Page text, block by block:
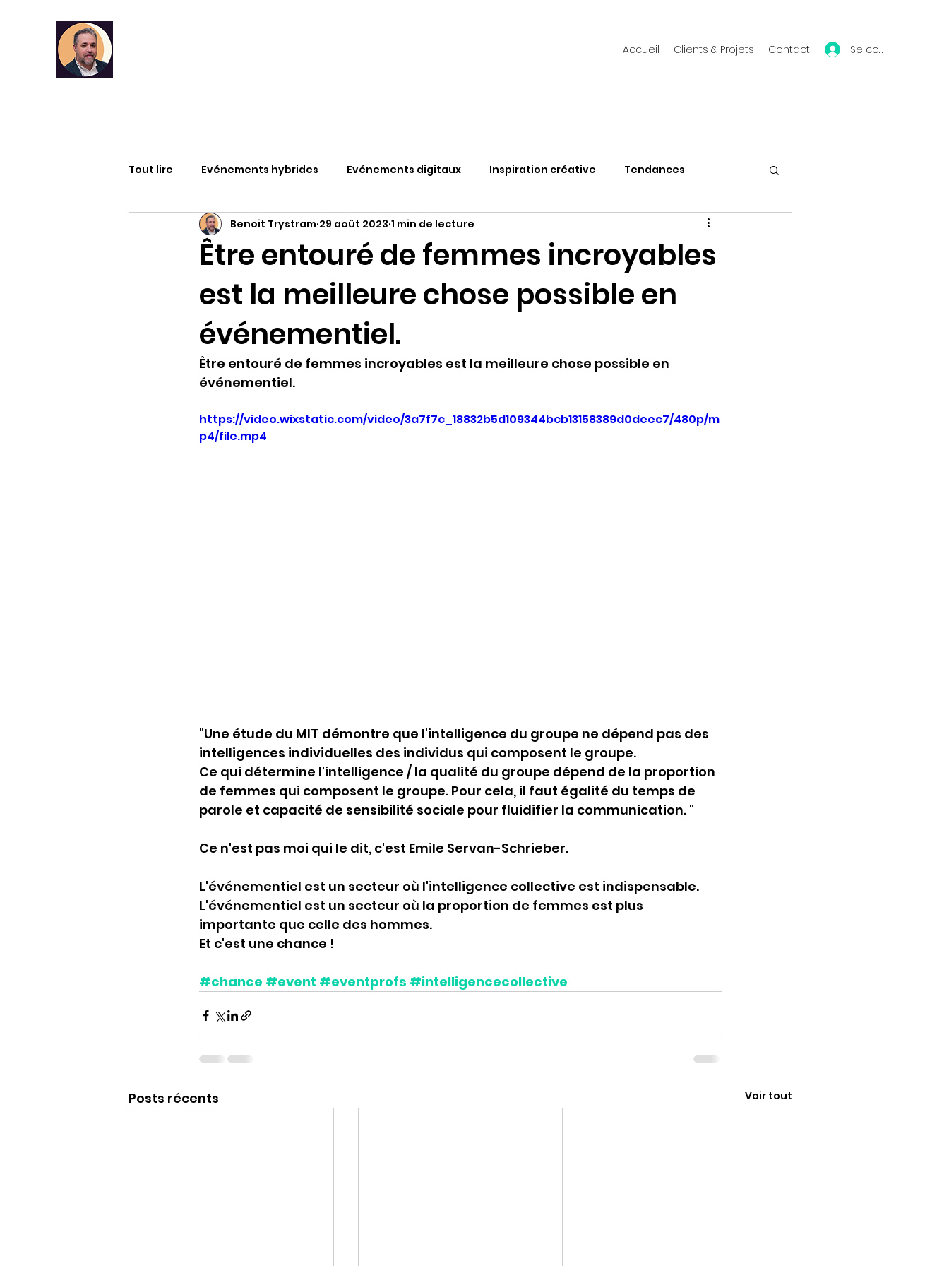
Accueil Clients & Projets Contact Se connecter
Tout lire Evénements hybrides Evénements digitaux Inspiration créative Tendances
Infographies RSE DATAS Web3 Découvertes & Solutions
Formation Métaverse et évènement L'hybride en questions
Conférences
Être entouré de femmes incroyables
est la meilleure chose possible en
événementiel.
Benoit Trystram 29 août 2023 1 min de lecture
Être entouré de femmes incroyables est la meilleure chose possible en
événementiel.
https://video.wixstatic.com/video/3a7f7c_18832b5d109344bcb13158389d0deec7/480p/m
p4/file.mp4
"Une étude du MIT démontre que l'intelligence du groupe ne dépend pas des
intelligences individuelles des individus qui composent le groupe.
Ce qui détermine l'intelligence / la qualité du groupe dépend de la proportion
de femmes qui composent le groupe. Pour cela, il faut égalité du temps de
parole et capacité de sensibilité sociale pour fluidifier la communication. "
Ce n'est pas moi qui le dit, c'est Emile Servan-Schrieber.
L'événementiel est un secteur où l'intelligence collective est indispensable.
L'événementiel est un secteur où la proportion de femmes est plus
importante que celle des hommes.
Et c'est une chance !
#chance #event #eventprofs #intelligencecollective
Posts récents Voir tout